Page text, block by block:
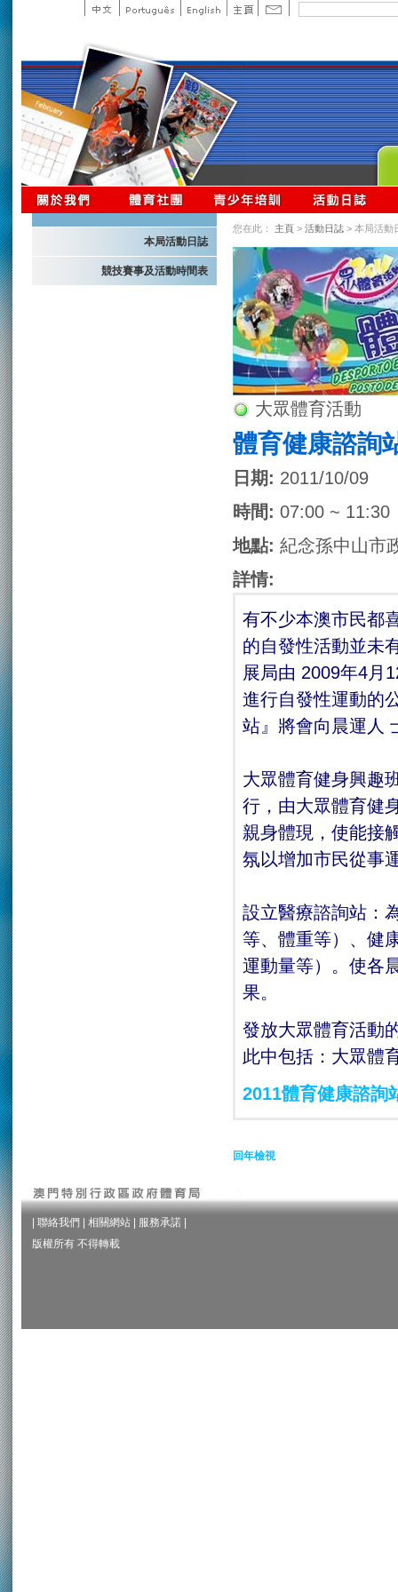
本局活動日誌
競技賽事及活動時間表
您在此： 主頁 > 活動日誌 > 本局活動
大眾體育活動
體育健康諮詢
日期: 2011/10/09
時間: 07:00 ~ 11:30
地點: 紀念孫中山市
詳情:
有不少本澳市民都
的自發性活動並未
展局由 2009年4月
進行自發性運動的
站』將會向晨運人
大眾體育健身興趣
行，由大眾體育健
親身體現，使能接
氛以增加市民從事
設立醫療諮詢站：
等、體重等）、健
運動量等）。使各
果。
發放大眾體育活動
此中包括：大眾體
2011體育健康諮詢
回年檢視
聯絡我們 相關網站 服務承諾
版權所有 不得轉載